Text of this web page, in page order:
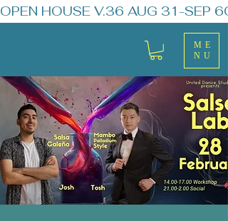
ME
NU
OPEN HOUSE V.36 AUG 31-SEP 6